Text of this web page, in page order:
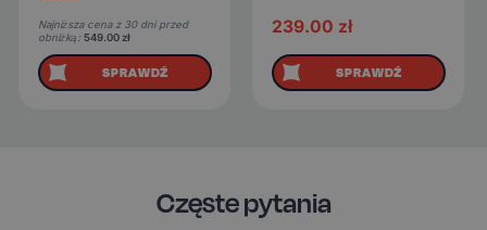
Najniższa cena z 30 dni przed
obniżką: 549.00zł
SPRAWDŹ
239.00 zł
SPRAWDŹ
Częste pytania